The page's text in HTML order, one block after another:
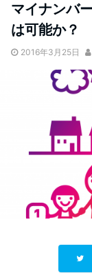
マイナンバ
は可能か？
2016年3月25日